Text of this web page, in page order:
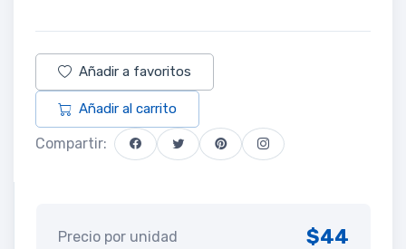
Añadir a favoritos
Añadir al carrito
Compartir:
Precio por unidad $44